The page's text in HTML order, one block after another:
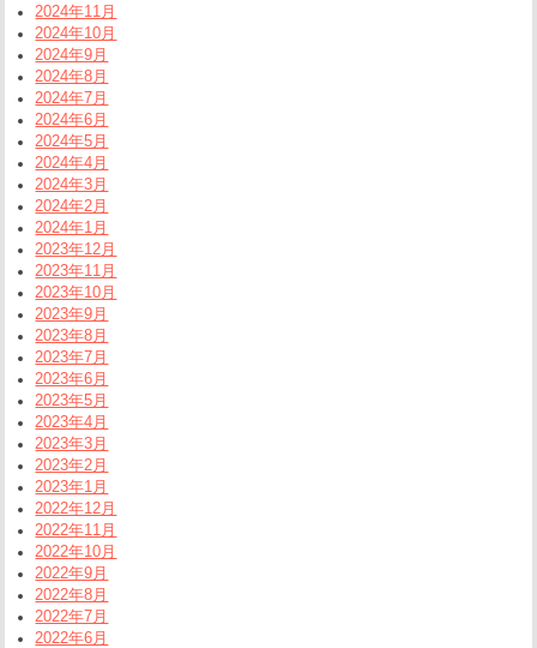
2024年11月
2024年10月
2024年9月
2024年8月
2024年7月
2024年6月
2024年5月
2024年4月
2024年3月
2024年2月
2024年1月
2023年12月
2023年11月
2023年10月
2023年9月
2023年8月
2023年7月
2023年6月
2023年5月
2023年4月
2023年3月
2023年2月
2023年1月
2022年12月
2022年11月
2022年10月
2022年9月
2022年8月
2022年7月
2022年6月